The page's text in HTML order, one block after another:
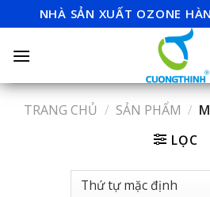
to
content
NHÀ SẢN XUẤT OZONE
TRANG CHỦ / SẢN PHẨM /
LỌC